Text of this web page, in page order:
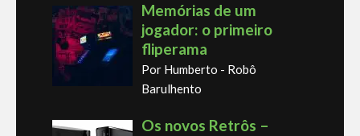
Memórias de um
jogador: o primeiro
fliperama
Por Humberto - Robô
Barulhento
Os novos Retrôs –